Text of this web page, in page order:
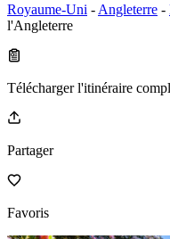
Royaume-Uni - Angleterre -
l'Angleterre
Télécharger l'itinéraire
Partager
Favoris